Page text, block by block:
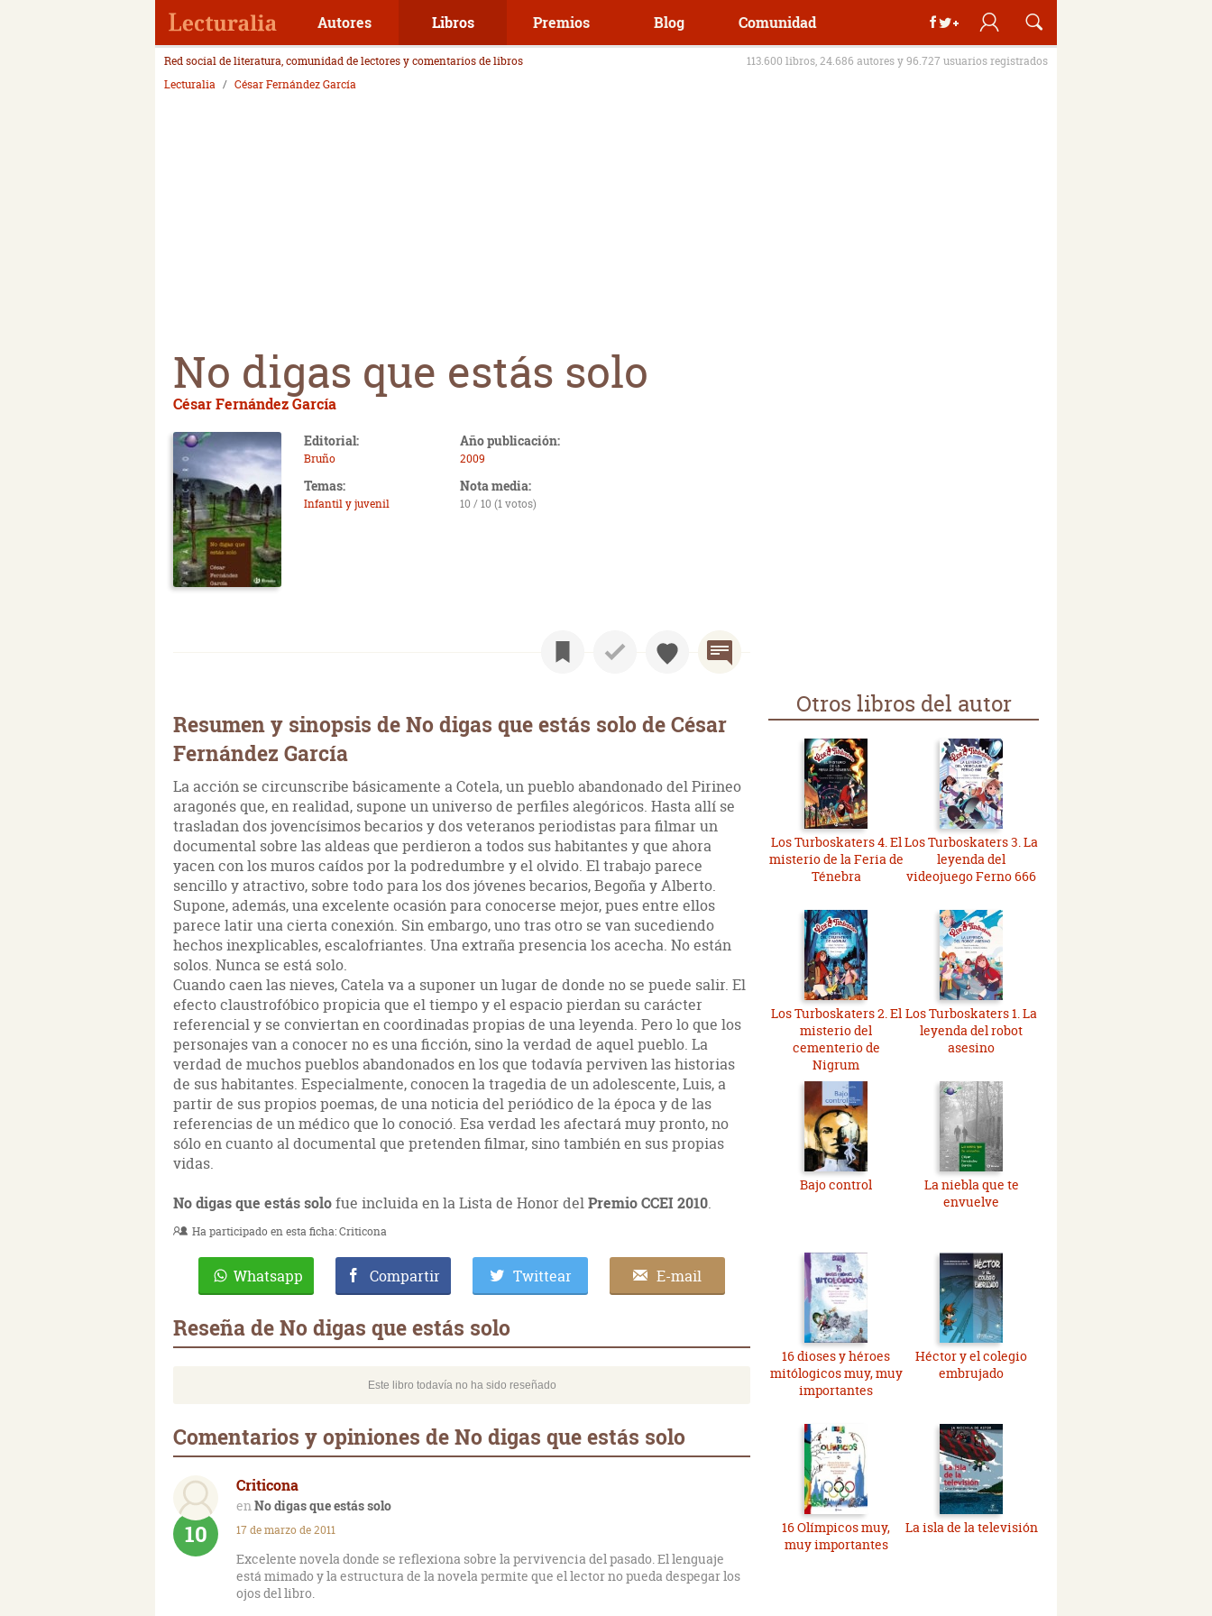
Autores Libros Premios Blog Comunidad
Red social de literatura, comunidad de lectores y comentarios de libros
113.600 libros, 24.686 autores y 96.727 usuarios registrados
Lecturalia
César Fernández García
No digas que estás solo
César Fernández García
Editorial:
Bruño
Año publicación:
2009
Temas:
Infantil y juvenil
Nota media:
10 / 10 (1 votos)
Resumen y sinopsis de No digas que estás solo de César
Fernández García
La acción se circunscribe básicamente a Cotela, un pueblo abandonado del Pirineo
aragonés que, en realidad, supone un universo de perfiles alegóricos. Hasta allí se
trasladan dos jovencísimos becarios y dos veteranos periodistas para filmar un
documental sobre las aldeas que perdieron a todos sus habitantes y que ahora
yacen con los muros caídos por la podredumbre y el olvido. El trabajo parece
sencillo y atractivo, sobre todo para los dos jóvenes becarios, Begoña y Alberto.
Supone, además, una excelente ocasión para conocerse mejor, pues entre ellos
parece latir una cierta conexión. Sin embargo, uno tras otro se van sucediendo
hechos inexplicables, escalofriantes. Una extraña presencia los acecha. No están
solos. Nunca se está solo.
Cuando caen las nieves, Catela va a suponer un lugar de donde no se puede salir. El
efecto claustrofóbico propicia que el tiempo y el espacio pierdan su carácter
referencial y se conviertan en coordinadas propias de una leyenda. Pero lo que los
personajes van a conocer no es una ficción, sino la verdad de aquel pueblo. La
verdad de muchos pueblos abandonados en los que todavía perviven las historias
de sus habitantes. Especialmente, conocen la tragedia de un adolescente, Luis, a
partir de sus propios poemas, de una noticia del periódico de la época y de las
referencias de un médico que lo conoció. Esa verdad les afectará muy pronto, no
sólo en cuanto al documental que pretenden filmar, sino también en sus propias
vidas.
No digas que estás solofue incluida en la Lista de Honor delPremio CCEI 2010.
Ha participado en esta ficha:Criticona
Whatsapp Compartir Twittear E-mail
Reseña de No digas que estás solo
Este libro todavía no ha sido reseñado
Comentarios y opiniones de No digas que estás solo
Criticona
No digas que estás solo
10 17 de marzo de 2011
Excelente novela donde se reflexiona sobre la pervivencia del pasado. El lenguaje
está mimado y la estructura de la novela permite que el lector no pueda despegar los
ojos del libro.
Otros libros del autor
Los Turboskaters 4. El
misterio de la Feria de
Ténebra
Los Turboskaters 3. La
leyenda del
videojuego Ferno 666
Los Turboskaters 2. El
misterio del
cementerio de
Nigrum
Los Turboskaters 1. La
leyenda del robot
asesino
Bajo control
La niebla que te
envuelve
16 dioses y héroes
mitólogicos muy, muy
importantes
Héctor y el colegio
embrujado
16 Olímpicos muy,
muy importantes
La isla de la televisión